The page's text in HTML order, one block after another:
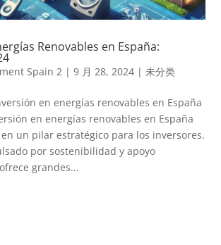
Renovables en España:
Spain 2 |9 月 28, 2024 |未分类
en energías renovables en España
en energías renovables en España
un pilar estratégico para los inversores.
por sostenibilidad y apoyo
grandes...